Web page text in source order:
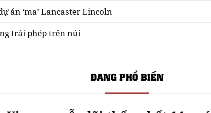
án ‘ma’ Lancaster Lincoln
trái phép trên núi
ĐANG PHỔ BIẾN